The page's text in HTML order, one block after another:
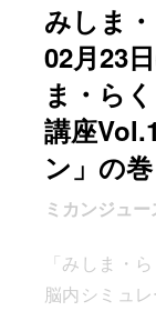
みしま
02月23
ま・ら
講座
ン」の巻
–
ミカンジュー
「みしま・
脳内シミュ